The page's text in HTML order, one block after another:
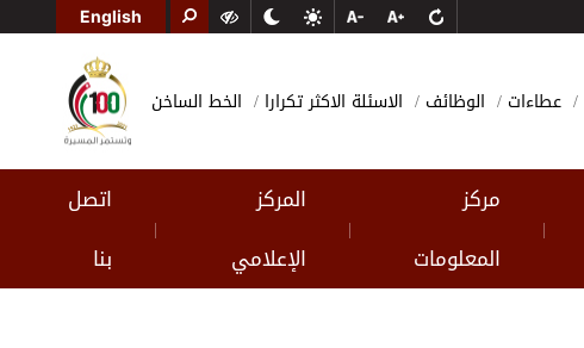
English
عطاءات الوظائف الاسئلة الاكثر تكرارا الخط الساخن
|
مركز
المعلومات
|
المركز
الإعلامي
|
اتصل
بنا